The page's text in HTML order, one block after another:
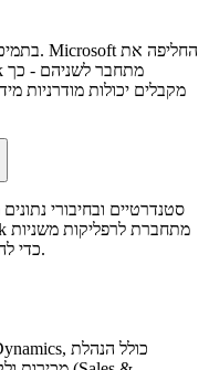
כדי להבטיח אפס השפעה על ביצועי הטרנזקציות.